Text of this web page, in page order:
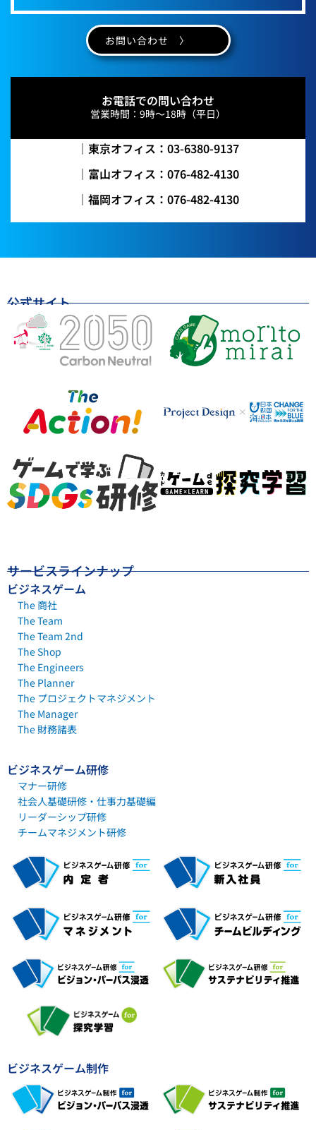
お問い合わせ 〉
お電話での問い合わせ
営業時間：9時～18時（平日）
｜東京オフィス：03-6380-9137
｜富山オフィス：076-482-4130
｜福岡オフィス：076-482-4130
公式サイト
サービスラインナップ
ビジネスゲーム
The 商社
The Team
The Team 2nd
The Shop
The Engineers
The Planner
The プロジェクトマネジメント
The Manager
The 財務諸表
ビジネスゲーム研修
マナー研修
社会人基礎研修・仕事力基礎編
リーダーシップ研修
チームマネジメント研修
ビジネスゲーム制作